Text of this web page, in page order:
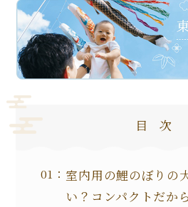
目次
室内用の鯉のぼりの
い？コンパクトだか